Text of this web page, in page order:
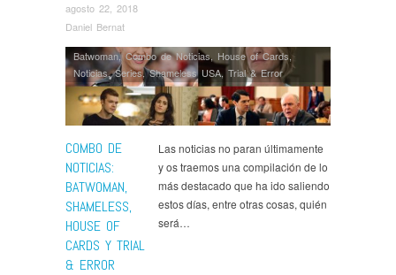
agosto 22, 2018
Daniel Bernat
COMBO DE
NOTICIAS:
BATWOMAN,
SHAMELESS,
HOUSE OF
CARDS Y TRIAL
& ERROR
Batwoman,Combo de Noticias, House of Cards
Noticias,Series,Shameless USA, Trial & Error
Las noticias no paran últimamente
y os traemos una compilación de lo
más destacado que ha ido saliendo
estos días, entre otras cosas, quién
será…